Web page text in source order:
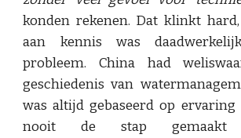
konden rekenen. Dat klinkt
aan kennis was
probleem. China had
geschiedenis van
was altijd gebaseerd op ervaring
nooit de stap